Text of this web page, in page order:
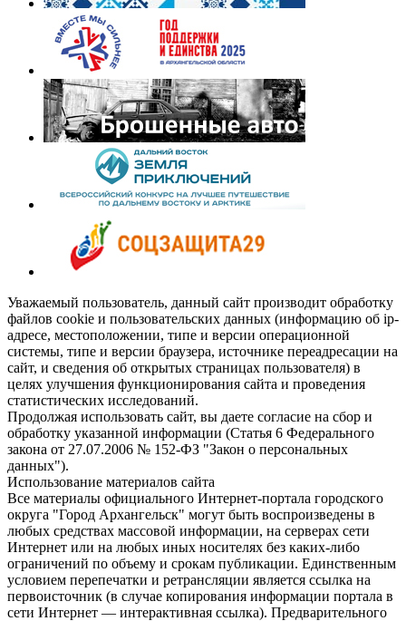
Уважаемый пользователь, данный сайт производит обработку
файлов cookie и пользовательских данных (информацию об ip-
адресе, местоположении, типе и версии операционной
системы, типе и версии браузера, источнике переадресации на
сайт, и сведения об открытых страницах пользователя) в
целях улучшения функционирования сайта и проведения
статистических исследований.
Продолжая использовать сайт, вы даете согласие на сбор и
обработку указанной информации (Статья 6 Федерального
закона от 27.07.2006 № 152-ФЗ "Закон о персональных
данных").
Использование материалов сайта
Все материалы официального Интернет-портала городского
округа "Город Архангельск" могут быть воспроизведены в
любых средствах массовой информации, на серверах сети
Интернет или на любых иных носителях без каких-либо
ограничений по объему и срокам публикации. Единственным
условием перепечатки и ретрансляции является ссылка на
первоисточник (в случае копирования информации портала в
сети Интернет — интерактивная ссылка). Предварительного